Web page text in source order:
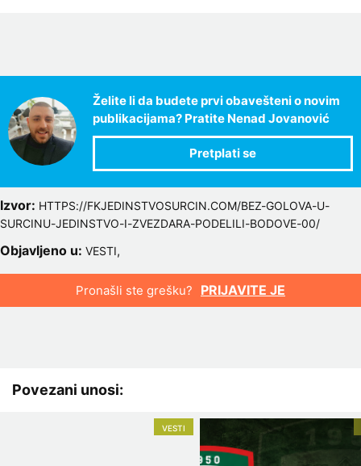
Želite li da budete prvi obavešteni o novim
publikacijama? Pratite Nenad Jovanović
Izvor: HTTPS://FKJEDINSTVOSURCIN.COM/BEZ-GOLOVA-U-
SURCINU-JEDINSTVO-I-ZVEZDARA-PODELILI-BODOVE-00/
Objavljeno u: VESTI,
Pronašli ste grešku? PRIJAVITE JE
Povezani unosi:
VESTI